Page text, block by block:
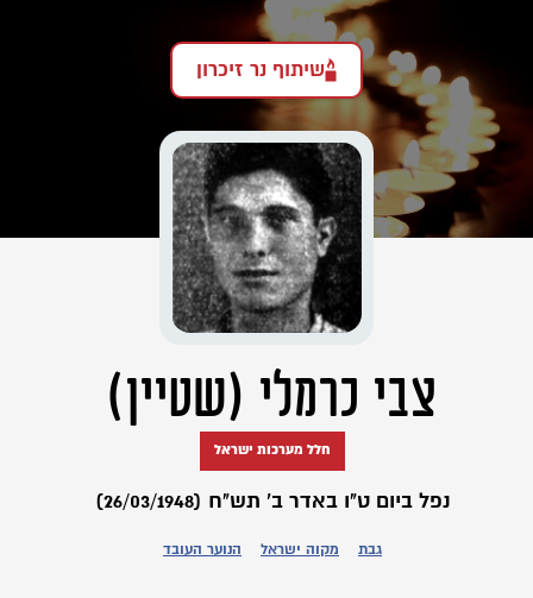
שיתוף נר זיכרון
צבי כרמלי (שטיין)
חלל מערכות ישראל
נפל ביום ט"ו באדר ב' תש"ח (26/03/1948)
גבת מקוה ישראל הנוער העובד